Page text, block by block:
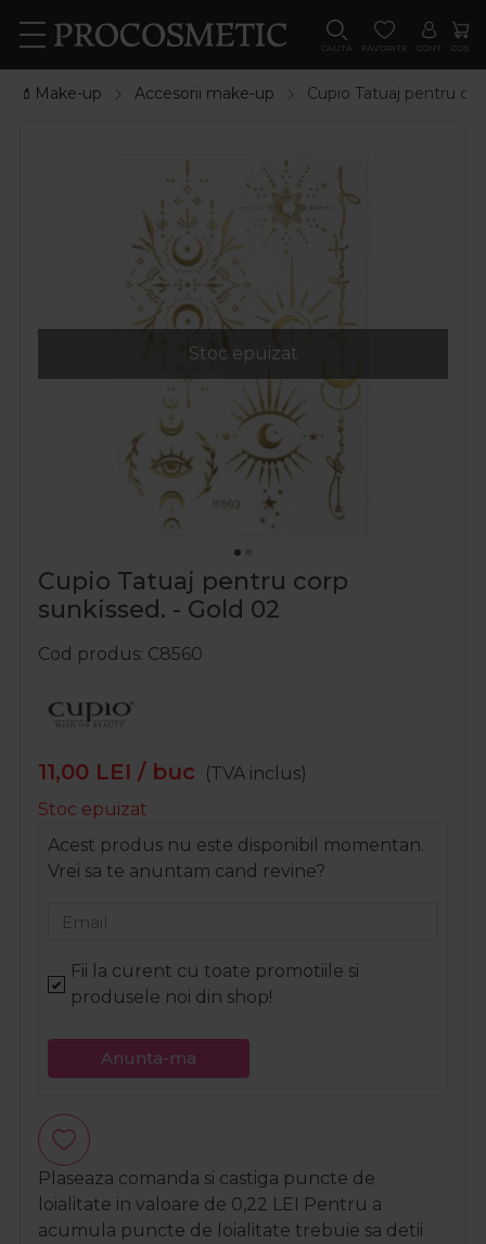
CAUTA FAVORITE CONT COS
💄Make-up Accesorii make-up Cupio Tatuaj pentru
Stoc epuizat
Cupio Tatuaj pentru corp
sunkissed. - Gold 02
Cod produs C8560
11,00 LEI / buc
(TVA inclus)
Stoc epuizat
Acest produs nu este disponibil momentan.
Vrei sa te anuntam cand revine?
Email
Fii la curent cu toate promotiile si
produsele noi din shop!
Anunta-ma
Plaseaza comanda si castiga puncte de
loialitate in valoare de 0,22 LEI
Pentru a
acumula puncte de loialitate trebuie sa detii